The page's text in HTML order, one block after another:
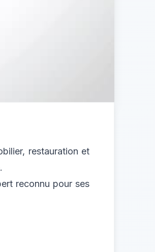
restauration et
reconnu pour ses